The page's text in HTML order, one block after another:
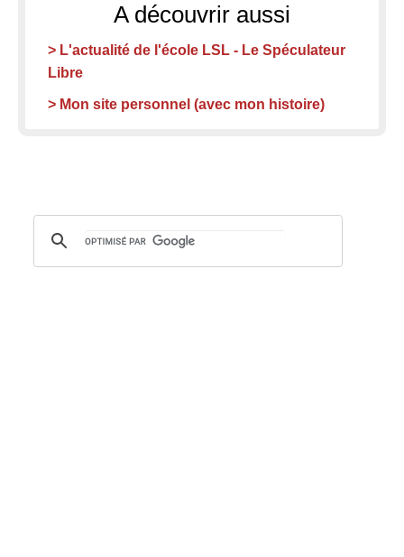
A découvrir aussi
> L'actualité de l'école LSL - Le Spéculateur
Libre
> Mon site personnel (avec mon histoire)